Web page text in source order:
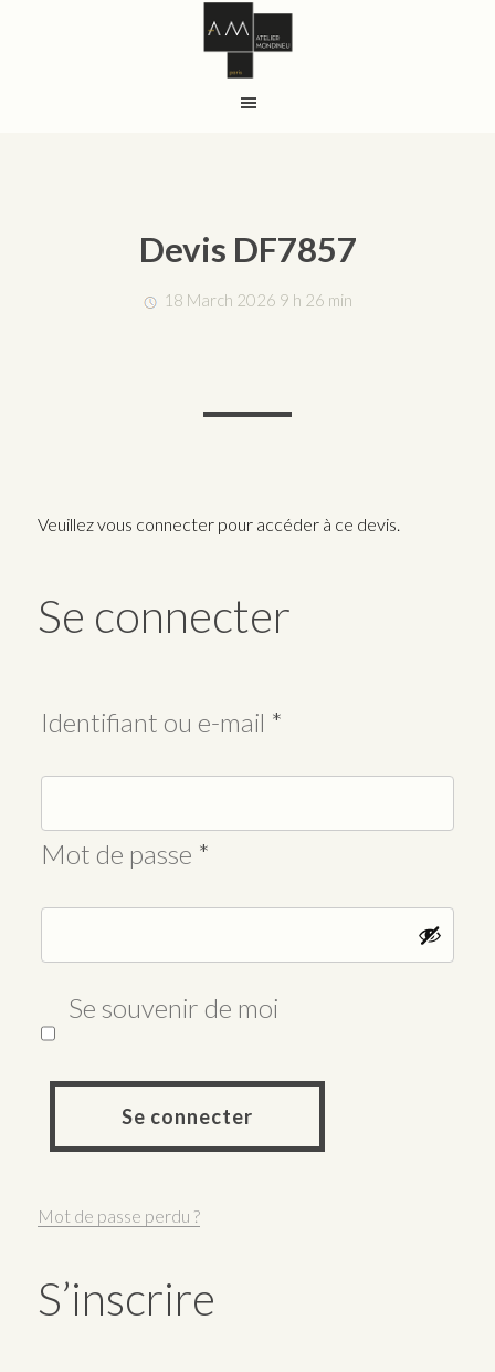
Devis DF7857
18 March 2026 9 h 26 min
Veuillez vous connecter pour accéder à ce devis.
Se connecter
Identifiant ou e-mail *
Mot de passe *
Se souvenir de moi
Se connecter
Mot de passe perdu ?
S’inscrire